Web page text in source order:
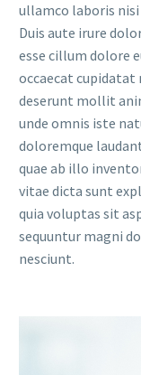
ullamco laboris nisi
Duis aute irure
esse cillum dolore
occaecat cupidatat
deserunt mollit
unde omnis iste
doloremque
quae ab illo
vitae dicta sunt
quia voluptas sit
sequuntur magni
nesciunt.